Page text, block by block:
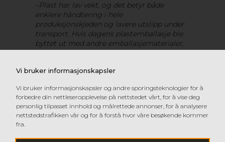
Vi bruker informasjonskapsler
Vi bruker informasjonskapsler og andre sporingsteknologier for å
forbedre din nettleseropplevelse på nettstedet vårt, for å vise deg
personlig tilpasset innhold og målrettede annonser, for å analysere
nettstedstrafikken vår og for å forstå hvor våre besøkende kommer
fra.
–Plast har lav vekt, og det betyr både
enklere håndtering i hele
produksjonskjeden og lavere utslipp under
transport. Hvis dagens plastemballasje ble
byttet ut med andre emballasjematerialer,
ville for eksempel CO2-utslippet ha blitt
plast brukes til så mye mer enn emballasje.
100 kg plast, noe som tilsvarer 12–15 prosent
av bilens vekt. Plasten gir her en
vektbesparelse på 200 til 300 kg
sammenlignet med tidligere materialer,